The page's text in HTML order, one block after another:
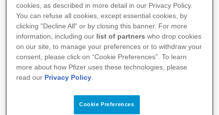
cookies, as described in more detail in our Privacy Policy.
You can refuse all cookies, except essential cookies, by
clicking "Decline All" or by closing this banner. For more
information, including our list of partners who drop cookies
on our site, to manage your preferences or to withdraw your
consent, please click on “Cookie Preferences”. To learn
more about how Pfizer uses these technologies, please
read our Privacy Policy.
Cookie Preferences